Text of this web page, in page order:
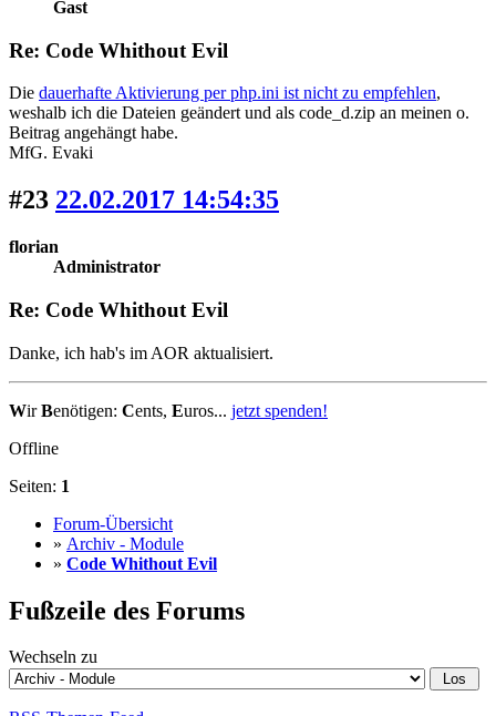
Gast
Re: Code Whithout Evil
Die dauerhafte Aktivierung per php.ini ist nicht zu empfehlen,
weshalb ich die Dateien geändert und als code_d.zip an meinen o.
Beitrag angehängt habe.
MfG. Evaki
#23 22.02.2017 14:54:35
florian
Administrator
Re: Code Whithout Evil
Danke, ich hab's im AOR aktualisiert.
WirBenötigen: Cents, Euros... jetzt spenden!
Offline
Seiten: 1
Forum-Übersicht
» Archiv - Module
» Code Whithout Evil
Fußzeile des Forums
Wechseln zu